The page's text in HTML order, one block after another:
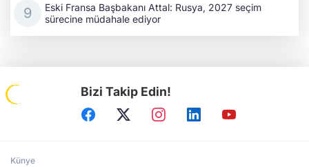
Eski Fransa Başbakanı Attal: Rusya, 2027 seçim
sürecine müdahale ediyor
Bizi Takip Edin!
Künye